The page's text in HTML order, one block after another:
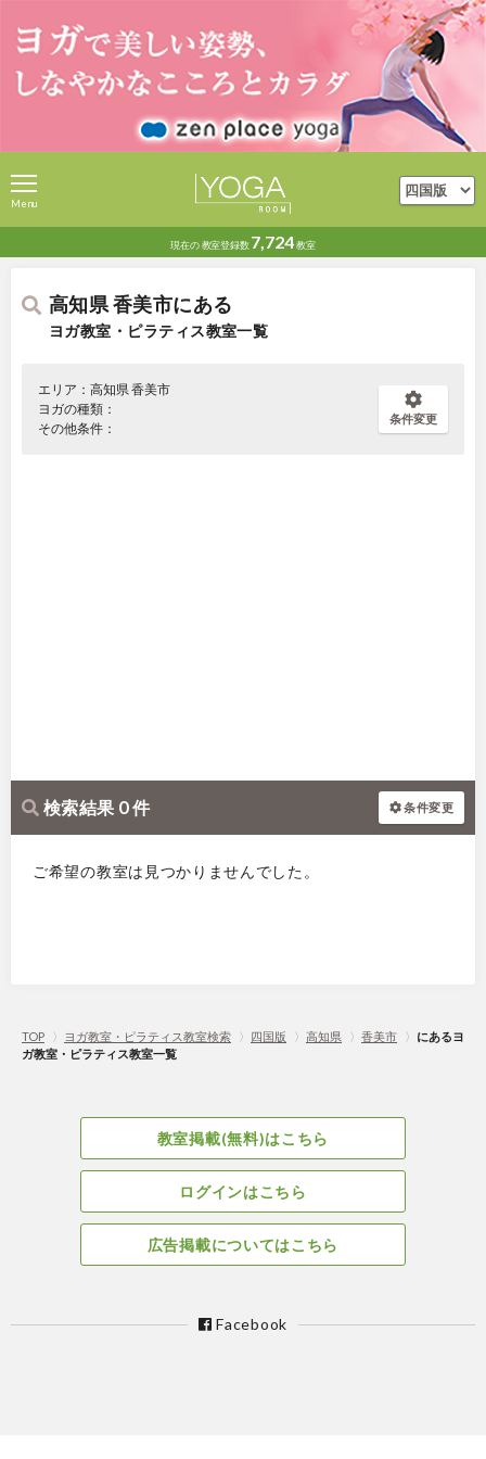
現在の教室登録数 7,724教室
Menu
高知県 香美市にある
ヨガ教室・ピラティス教室一覧
エリア：高知県 香美市
ヨガの種類：
その他条件：
条件変更
検索結果 0 件 条件変更
ご希望の教室は見つかりませんでした。
TOP 〉 ヨガ教室・ピラティス教室検索 〉 四国版 〉 高知県 〉 香美市 〉 にあるヨ
ガ教室・ピラティス教室一覧
教室掲載(無料)はこちら
ログインはこちら
広告掲載についてはこちら
Facebook